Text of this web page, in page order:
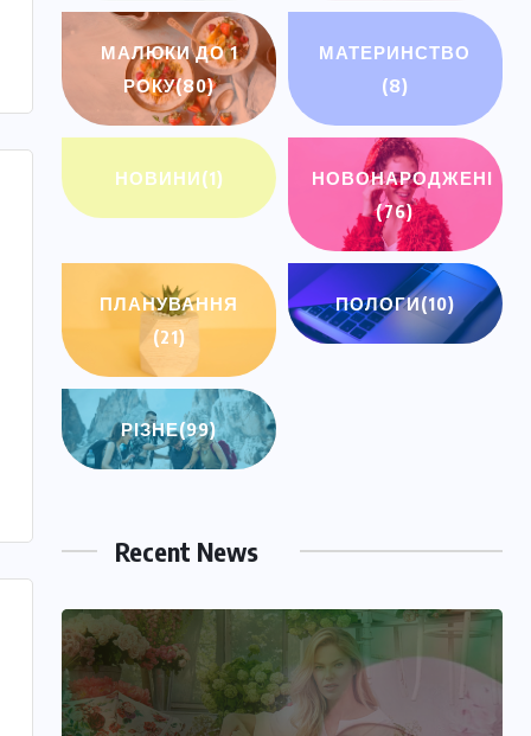
МАЛЮКИ ДО 1
РОКУ(80)
МАТЕРИНСТВО
(8)
НОВИНИ(1)
НОВОНАРОДЖЕНІ
(76)
ПЛАНУВАННЯ
(21)
ПОЛОГИ(10)
РІЗНЕ(99)
Recent News